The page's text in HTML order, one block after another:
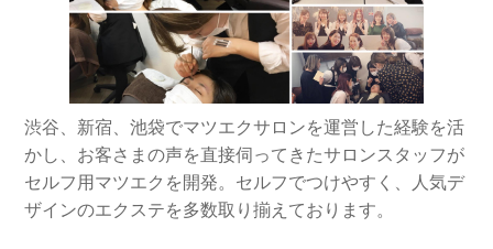
渋谷、新宿、池袋でマツエクサロンを運営した経験を活
かし、お客さまの声を直接伺ってきたサロンスタッフが
セルフ用マツエクを開発。セルフでつけやすく、人気デ
ザインのエクステを多数取り揃えております。